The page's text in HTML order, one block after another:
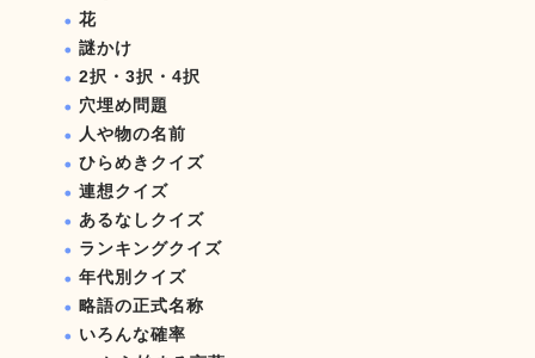
花
謎かけ
2択・3択・4択
穴埋め問題
人や物の名前
ひらめきクイズ
連想クイズ
あるなしクイズ
ランキングクイズ
年代別クイズ
略語の正式名称
いろんな確率